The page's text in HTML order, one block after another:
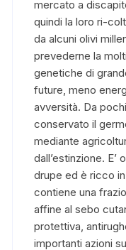
mercato a
quindi la loro ri-
da alcuni olivi
prevederne la
genetiche di
future, meno
avversità. Da
conservato il
mediante
dall’estinzione.
drupe ed è ricco
contiene una
affine al sebo
protettiva,
importanti azioni